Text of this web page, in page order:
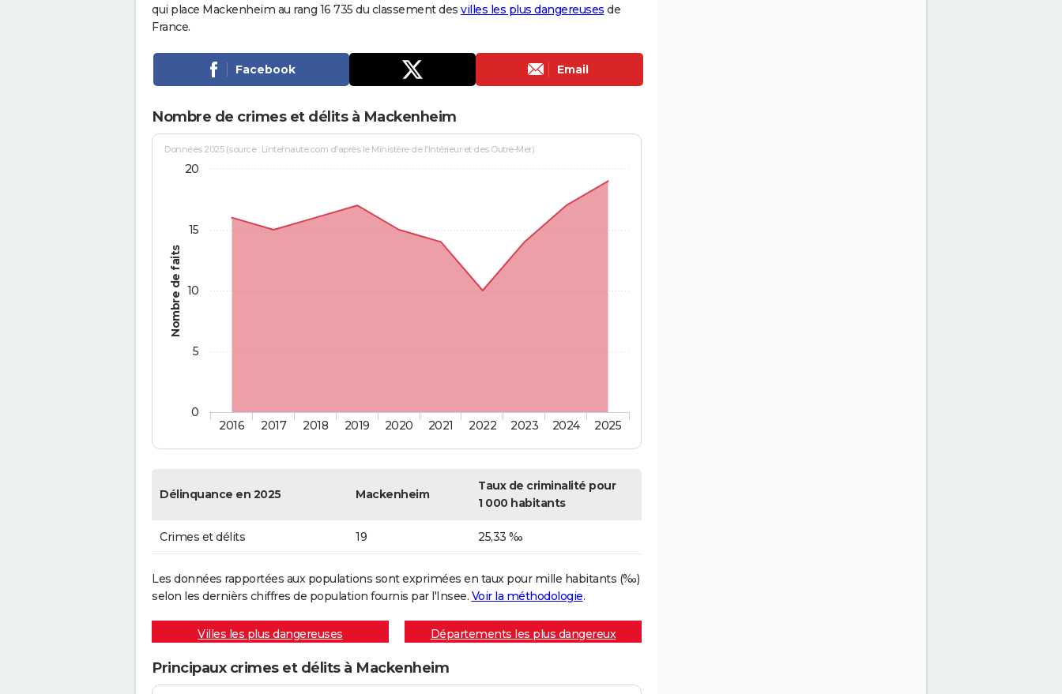
qui place Mackenheim au rang 16 735 du classement des villes les plus dangereuses de
France.
Facebook Email
Nombre de crimes et délits à Mackenheim
Nombre de faits
Données 2025 (source : Linternaute.com d'après le Ministère de l'Intérieur et des Outre-Mer)
2016 2017 2018 2019 2020 2021 2022 2023 2024 2025
0
5
10
15
20
Délinquance en 2025 Mackenheim
Taux de criminalité pour
1 000 habitants
Crimes et délits 19 25,33 ‰
Les données rapportées aux populations sont exprimées en taux pour mille habitants (‰)
selon les dernièrs chiffres de population fournis par l'Insee. Voir la méthodologie.
Villes les plus dangereuses Départements les plus dangereux
Principaux crimes et délits à Mackenheim